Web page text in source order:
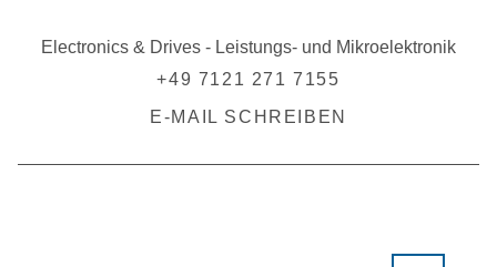
Electronics & Drives - Leistungs- und Mikroelektronik
+49 7121 271 7155
E-MAIL SCHREIBEN